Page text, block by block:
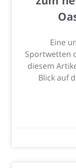
Eine
Sportwetten
diesem
Blick auf